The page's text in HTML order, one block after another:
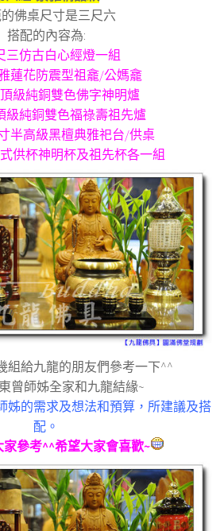
佛桌尺寸是三尺六
搭配的內容為:
三仿古白心經燈一組
蓮花防震型祖龕/公媽龕
級純銅雙色佛字神明爐
級純銅雙色福祿壽祖先爐
半高級黑檀典雅祀台/供桌
供杯神明杯及祖先杯各一組
組給九龍的朋友們參考一下^^
曾師姊全家和九龍結緣~
姊的需求及想法和預算，所建議及搭
配。
參考^^希望大家會喜歡~